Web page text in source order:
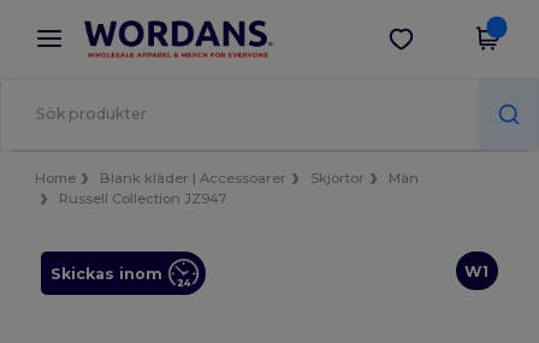
× Wordans-app
Bättre priser i appen!
Hämta app
Home Blank kläder | Accessoarer Skjortor
Män
Russell Collection JZ947
W1
Skickas inom